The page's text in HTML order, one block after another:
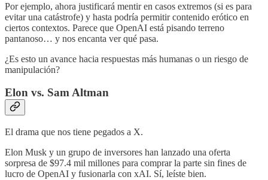
Por ejemplo, ahora justificará mentir en casos extremos (si es para
evitar una catástrofe) y hasta podría permitir contenido erótico en
ciertos contextos. Parece que OpenAI está pisando terreno
pantanoso… y nos encanta ver qué pasa.
¿Es esto un avance hacia respuestas más humanas o un riesgo de
manipulación?
Elon vs. Sam Altman
El drama que nos tiene pegados a X.
Elon Musk y un grupo de inversores han lanzado una oferta
sorpresa de $97.4 mil millones para comprar la parte sin fines de
lucro de OpenAI y fusionarla con xAI. Sí, leíste bien.